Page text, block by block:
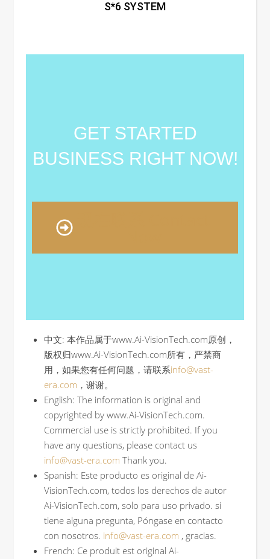
S*6 SYSTEM
GET STARTED
BUSINESS RIGHT NOW!
中文: 本作品属于www.Ai-VisionTech.com原创，
版权归www.Ai-VisionTech.com所有，严禁商
用，如果您有任何问题，请联系info@vast-
era.com ，谢谢。
English: The information is original and
copyrighted by www.Ai-VisionTech.com.
Commercial use is strictly prohibited. If you
have any questions, please contact us
info@vast-era.com Thank you.
Spanish: Este producto es original de Ai-
VisionTech.com, todos los derechos de autor
Ai-VisionTech.com, solo para uso privado. si
tiene alguna pregunta, Póngase en contacto
con nosotros. info@vast-era.com , gracias.
French: Ce produit est original Ai-